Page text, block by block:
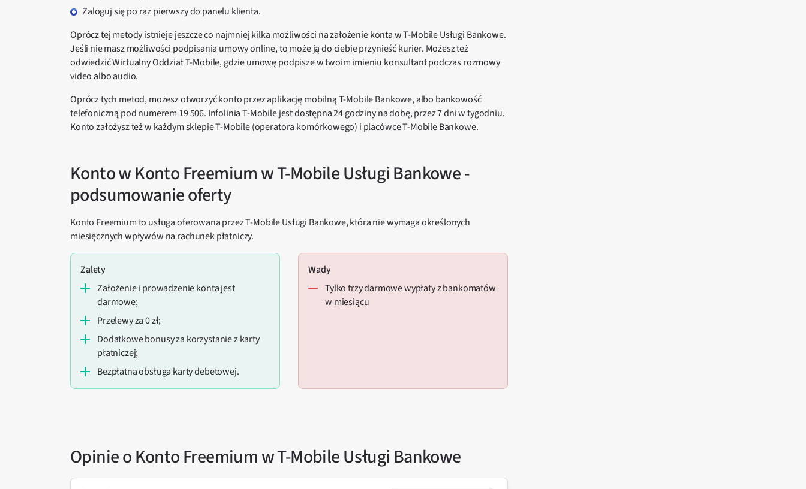
Zaloguj się po raz pierwszy do panelu klienta.
Oprócz tej metody istnieje jeszcze co najmniej kilka możliwości na założenie konta w T-Mobile Usługi Bankowe.
Jeśli nie masz możliwości podpisania umowy online, to może ją do ciebie przynieść kurier. Możesz też
odwiedzić Wirtualny Oddział T-Mobile, gdzie umowę podpisze w twoim imieniu konsultant podczas rozmowy
video albo audio.
Oprócz tych metod, możesz otworzyć konto przez aplikację mobilną T-Mobile Bankowe, albo bankowość
telefoniczną pod numerem 19 506. Infolinia T-Mobile jest dostępna 24 godziny na dobę, przez 7 dni w tygodniu.
Konto założysz też w każdym sklepie T-Mobile (operatora komórkowego) i placówce T-Mobile Bankowe.
Konto w Konto Freemium w T-Mobile Usługi Bankowe -
podsumowanie oferty
Konto Freemium to usługa oferowana przez T-Mobile Usługi Bankowe, która nie wymaga określonych
miesięcznych wpływów na rachunek płatniczy.
Zalety
założenie i prowadzenie konta jest
darmowe;
przelewy za 0 zł;
dodatkowe bonusy za korzystanie z karty
płatniczej;
bezpłatna obsługa karty debetowej.
Wady
tylko trzy darmowe wypłaty z bankomatów
w miesiącu
Opinie o Konto Freemium w T-Mobile Usługi Bankowe